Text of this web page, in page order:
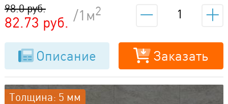
82.73 руб.
98.0 руб. /1м2
Описание Заказать
Толщина: 5 мм